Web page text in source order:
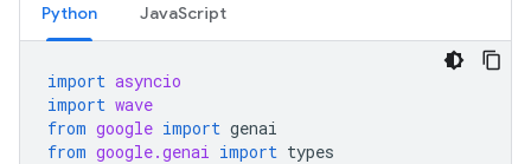
Python JavaScript
import asyncio
import wave
from google import genai
from google.genai import types